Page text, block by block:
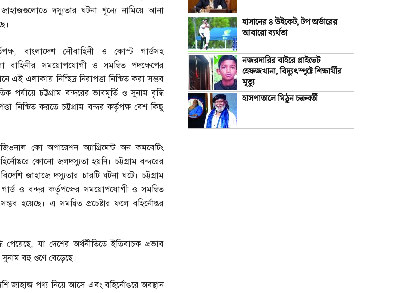
জাহাজগুলোতে দস্যুতার ঘটনা শূন্যে নামিয়ে আনা
,বাংলাদেশ নৌবাহিনী ও কোস্ট গার্ডসহ
বাহিনীর সময়োপযোগী ও সমন্বিত পদক্ষেপের
এই এলাকায় নিশ্ছিদ্র নিরাপত্তা নিশ্চিত করা সম্ভব
চট্টগ্রাম বন্দরের ভাবমূর্তি ও সুনাম বৃদ্ধি
নিশ্চিত করতে চট্টগ্রাম বন্দর কর্তৃপক্ষ বেশ কিছু
কো–অপারেশন অ্যাগ্রিমেন্ট অন কমবেটিং
কোনো জলদস্যুতা হয়নি। চট্টগ্রাম বন্দরের
বিদেশি জাহাজে দস্যুতার চারটি ঘটনা ঘটে। চট্টগ্রাম
ও বন্দর কর্তৃপক্ষের সময়োপযোগী ও সমন্বিত
সম্ভব হয়েছে। এ সমন্বিত প্রচেষ্টার ফলে বহির্নোঙর
পেয়েছে,যা দেশের অর্থনীতিতে ইতিবাচক প্রভাব
বহু গুণে বেড়েছে।
জাহাজ পণ্য নিয়ে আসে এবং বহির্নোঙরে অবস্থান
হাসানের ৪ উইকেট, টপ অর্ডারের
আবারো ব্যর্থতা
নজরদারির বাইরে প্রাইভেট
হেফজখানা, বিদ্যুৎস্পৃষ্টে শিক্ষার্থীর
মৃত্যু
হাসপাতালে মিঠুন চক্রবর্তী